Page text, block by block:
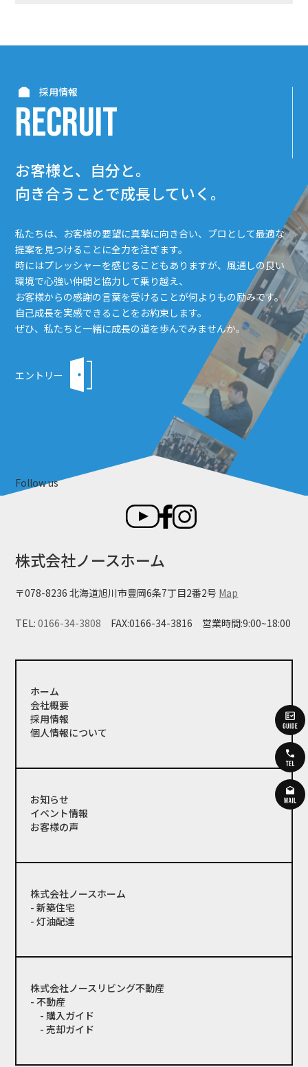
採用情報
RECRUIT
お客様と、自分と。
向き合うことで成長していく。
私たちは、お客様の要望に真摯に向き合い、プロとして最適な
提案を見つけることに全力を注ぎます。
時にはプレッシャーを感じることもありますが、風通しの良い
環境で心強い仲間と協力して乗り越え、
お客様からの感謝の言葉を受けることが何よりもの励みです。
自己成長を実感できることをお約束します。
ぜひ、私たちと一緒に成長の道を歩んでみませんか。
エントリー
Follow us
ホーム
会社概要
採用情報
個人情報について
お知らせ
イベント情報
お客様の声
株式会社ノースホーム
- 新築住宅
- 灯油配達
株式会社ノースリビング不動産
- 不動産
- 購入ガイド
- 売却ガイド
株式会社ノースホーム
〒078-8236 北海道旭川市豊岡6条7丁目2番2号 Map
TEL:0166-34-3808 FAX:0166-34-3816 営業時間:9:00~18:00